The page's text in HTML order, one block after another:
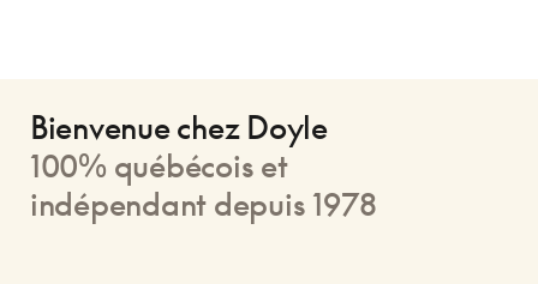
Bienvenue chez Doyle
100% québécois et
indépendant depuis 1978